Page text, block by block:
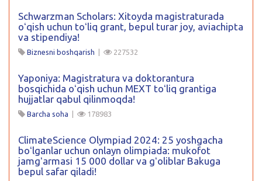
Schwarzman Scholars: Xitoyda magistraturada
oʻqish uchun toʻliq grant, bepul turar joy, aviachipta
va stipendiya!
Biznesni boshqarish | 227532
Yaponiya: Magistratura va doktorantura
bosqichida oʻqish uchun MEXT toʻliq grantiga
hujjatlar qabul qilinmoqda!
Barcha soha | 178983
ClimateScience Olympiad 2024: 25 yoshgacha
boʻlganlar uchun onlayn olimpiada: mukofot
jamgʻarmasi 15 000 dollar va gʻoliblar Bakuga
bepul safar qiladi!